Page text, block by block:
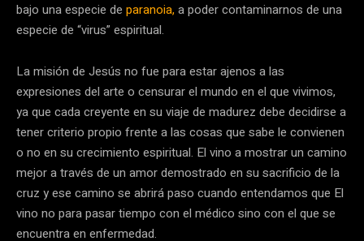
bajo una especie de paranoia,a poder contaminarnos de una
especie de “virus” espiritual.
La misión de Jesús no fue para estar ajenos a las
expresiones del arte o censurar el mundo en el que vivimos,
ya que cada creyente en su viaje de madurez debe decidirse a
tener criterio propio frente a las cosas que sabe le convienen
o no en su crecimiento espiritual. El vino a mostrar un camino
mejor a través de un amor demostrado en su sacrificio de la
cruz y ese camino se abrirá paso cuando entendamos que El
vino no para pasar tiempo con el médico sino con el que se
encuentra en enfermedad.